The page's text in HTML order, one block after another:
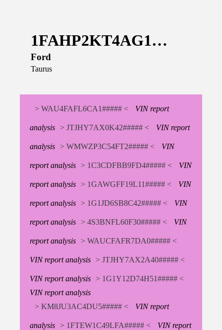
1FAHP2KT4AG1…
Ford
Taurus
> WAU4FAFL6CA1##### < VIN report
analysis > JTJHY7AX0K42##### < VIN report
analysis > WMWZP3C54FT2##### < VIN
report analysis > 1C3CDFBB9FD4##### < VIN
report analysis > 1GAWGFF19L11##### < VIN
report analysis > 1G1JD6SB8C42##### < VIN
report analysis > 4S3BNFL60F30##### < VIN
report analysis > WAUCFAFR7DA0##### <
VIN report analysis > JTJHY7AX2A40##### <
VIN report analysis > 1G1Y12D74H51##### <
VIN report analysis
> KM8JU3AC4DU5##### <
VIN report
analysis > 1FTEW1C49LFA##### < VIN report